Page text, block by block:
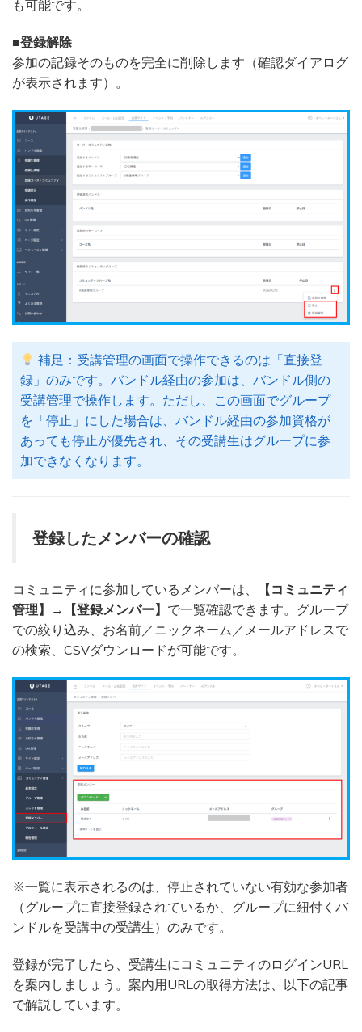
も可能です。
■登録解除
参加の記録そのものを完全に削除します（確認ダイアログ
が表示されます）。
補足：受講管理の画面で操作できるのは「直接登
録」のみです。バンドル経由の参加は、バンドル側の
受講管理で操作します。ただし、この画面でグループ
を「停止」にした場合は、バンドル経由の参加資格が
あっても停止が優先され、その受講生はグループに参
加できなくなります。
登録したメンバーの確認
コミュニティに参加しているメンバーは、
【コミュニティ
管理】
→ 【登録メンバー】 で一覧確認できます。グループ
での絞り込み、お名前／ニックネーム／メールアドレスで
の検索、CSVダウンロードが可能です。
※一覧に表示されるのは、停止されていない有効な参加者
（グループに直接登録されているか、グループに紐付くバ
ンドルを受講中の受講生）のみです。
登録が完了したら、受講生にコミュニティのログインURL
を案内しましょう。案内用URLの取得方法は、以下の記事
で解説しています。